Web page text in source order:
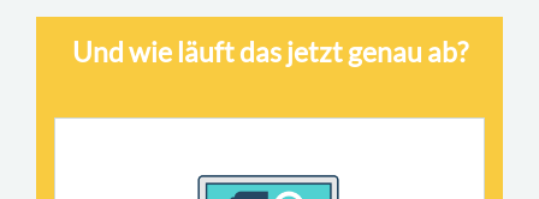
Und wie läuft das jetzt genau ab?